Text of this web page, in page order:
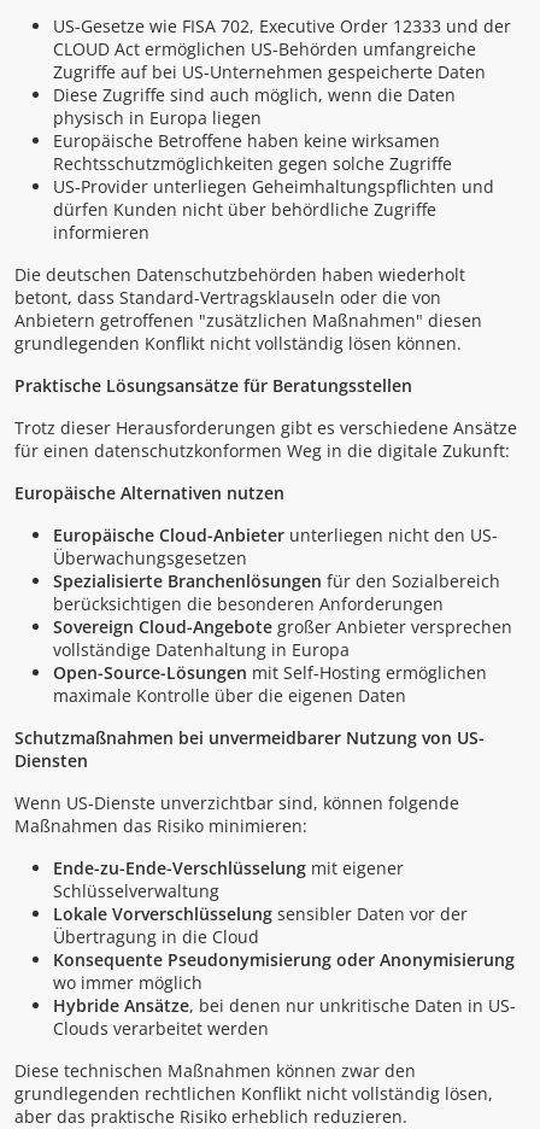
US-Gesetze wie FISA 702, Executive Order 12333 und der
CLOUD Act ermöglichen US-Behörden umfangreiche
Zugriffe auf bei US-Unternehmen gespeicherte Daten
Diese Zugriffe sind auch möglich, wenn die Daten
physisch in Europa liegen
Europäische Betroffene haben keine wirksamen
Rechtsschutzmöglichkeiten gegen solche Zugriffe
US-Provider unterliegen Geheimhaltungspflichten und
dürfen Kunden nicht über behördliche Zugriffe
informieren
Die deutschen Datenschutzbehörden haben wiederholt
betont, dass Standard-Vertragsklauseln oder die von
Anbietern getroffenen "zusätzlichen Maßnahmen" diesen
grundlegenden Konflikt nicht vollständig lösen können.
Praktische Lösungsansätze für Beratungsstellen
Trotz dieser Herausforderungen gibt es verschiedene Ansätze
für einen datenschutzkonformen Weg in die digitale Zukunft:
Europäische Alternativen nutzen
Europäische Cloud-Anbieter unterliegen nicht den US-
Überwachungsgesetzen
Spezialisierte Branchenlösungen für den Sozialbereich
berücksichtigen die besonderen Anforderungen
Sovereign Cloud-Angebote großer Anbieter versprechen
vollständige Datenhaltung in Europa
Open-Source-Lösungen mit Self-Hosting ermöglichen
maximale Kontrolle über die eigenen Daten
Schutzmaßnahmen bei unvermeidbarer Nutzung von US-
Diensten
Wenn US-Dienste unverzichtbar sind, können folgende
Maßnahmen das Risiko minimieren:
Ende-zu-Ende-Verschlüsselung mit eigener
Schlüsselverwaltung
Lokale Vorverschlüsselung sensibler Daten vor der
Übertragung in die Cloud
Konsequente Pseudonymisierung oder Anonymisierung
wo immer möglich
Hybride Ansätze, bei denen nur unkritische Daten in US-
Clouds verarbeitet werden
Diese technischen Maßnahmen können zwar den
grundlegenden rechtlichen Konflikt nicht vollständig lösen,
aber das praktische Risiko erheblich reduzieren.